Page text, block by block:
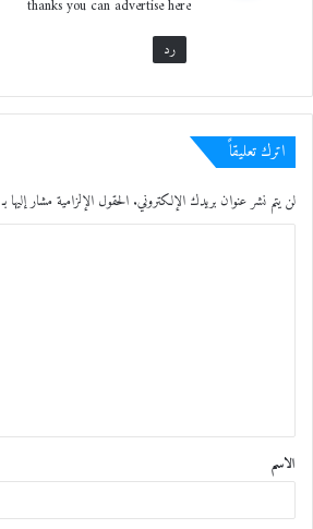
ل
thanks you can advertise here
رد
اترك تعليقاً
لن يتم نشر عنوان بريدك الإلكتروني. الحقول الإلزامية مشار إليها بـ
ق
*
الاسم